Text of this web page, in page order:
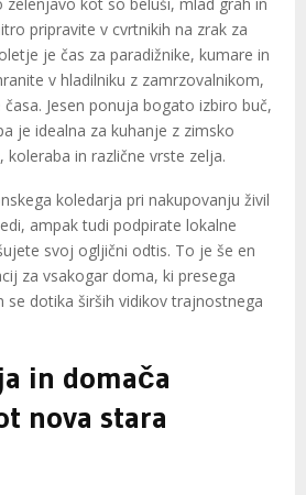
pripravite v cvrtnikih na zrak za
je čas za paradižnike, kumare in
v hladilniku z zamrzovalnikom,
Jesen ponuja bogato izbiro buč,
je idealna za kuhanje z zimsko
in različne vrste zelja.
koledarja pri nakupovanju živil
ampak tudi podpirate lokalne
svoj ogljični odtis. To je še en
za vsakogar doma, ki presega
se dotika širših vidikov trajnostnega
in domača
nova stara